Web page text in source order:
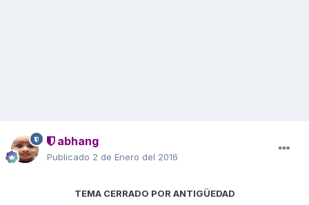
abhang
Publicado 2 de Enero del 2016
TEMA CERRADO POR ANTIGÜEDAD